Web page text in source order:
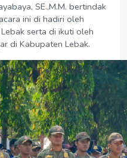
SE.,M.M. bertindak
ini di hadiri oleh
serta di ikuti oleh
di Kabupaten Lebak.